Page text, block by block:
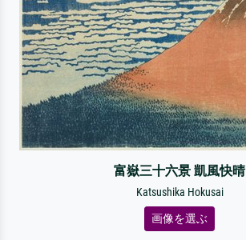
富嶽三十六景 凱風快晴
Katsushika Hokusai
画像を選ぶ